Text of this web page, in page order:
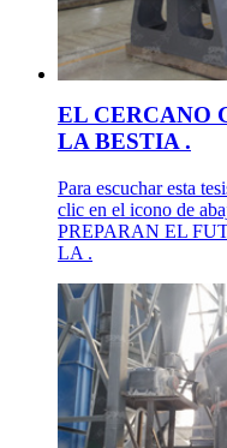
EL CERCANO
LA BESTIA .
Para escuchar esta
clic en el icono de
PREPARAN EL
LA .